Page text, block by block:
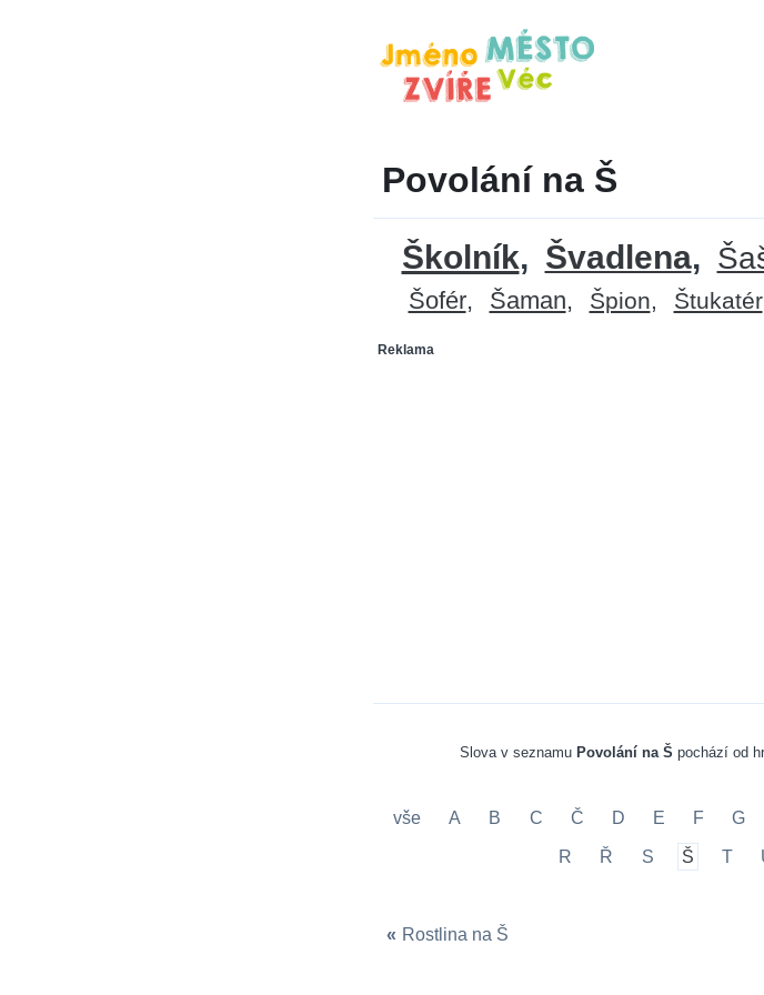
Povolání na Š
Školník Švadlena
Šofér
Šaman Špion Štukatér
Reklama
Slova v seznamu Povolání na Š pochází od
vše A B C Č D E F G
R Ř S Š T
« Rostlina na Š